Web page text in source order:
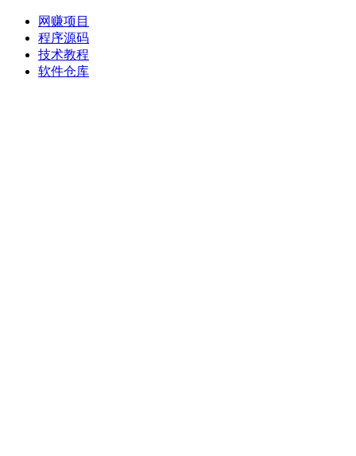
网赚项目
程序源码
技术教程
软件仓库